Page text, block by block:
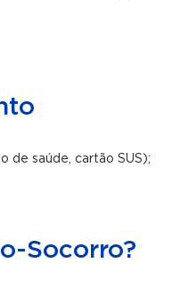
de saúde, cartão SUS);
Socorro?